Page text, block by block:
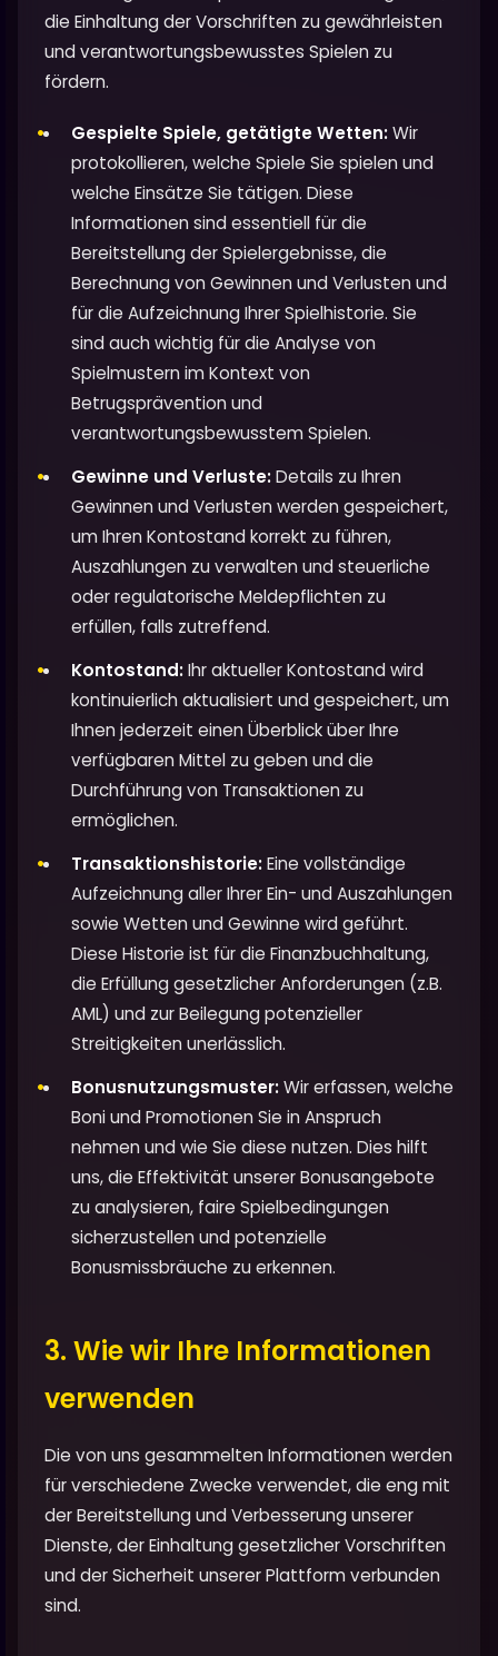
die Einhaltung der Vorschriften zu gewährleisten
und verantwortungsbewusstes Spielen zu
fördern.
Gespielte Spiele, getätigte Wetten:Wir
protokollieren, welche Spiele Sie spielen und
welche Einsätze Sie tätigen. Diese
Informationen sind essentiell für die
Bereitstellung der Spielergebnisse, die
Berechnung von Gewinnen und Verlusten und
für die Aufzeichnung Ihrer Spielhistorie. Sie
sind auch wichtig für die Analyse von
Spielmustern im Kontext von
Betrugsprävention und
verantwortungsbewusstem Spielen.
Gewinne und Verluste:Details zu Ihren
Gewinnen und Verlusten werden gespeichert,
um Ihren Kontostand korrekt zu führen,
Auszahlungen zu verwalten und steuerliche
oder regulatorische Meldepflichten zu
erfüllen, falls zutreffend.
Kontostand:Ihr aktueller Kontostand wird
kontinuierlich aktualisiert und gespeichert, um
Ihnen jederzeit einen Überblick über Ihre
verfügbaren Mittel zu geben und die
Durchführung von Transaktionen zu
ermöglichen.
Transaktionshistorie:Eine vollständige
Aufzeichnung aller Ihrer Ein- und Auszahlungen
sowie Wetten und Gewinne wird geführt.
Diese Historie ist für die Finanzbuchhaltung,
die Erfüllung gesetzlicher Anforderungen (z.B.
AML) und zur Beilegung potenzieller
Streitigkeiten unerlässlich.
Bonusnutzungsmuster:Wir erfassen, welche
Boni und Promotionen Sie in Anspruch
nehmen und wie Sie diese nutzen. Dies hilft
uns, die Effektivität unserer Bonusangebote
zu analysieren, faire Spielbedingungen
sicherzustellen und potenzielle
Bonusmissbräuche zu erkennen.
3. Wie wir Ihre Informationen
verwenden
Die von uns gesammelten Informationen werden
für verschiedene Zwecke verwendet, die eng mit
der Bereitstellung und Verbesserung unserer
Dienste, der Einhaltung gesetzlicher Vorschriften
und der Sicherheit unserer Plattform verbunden
sind.